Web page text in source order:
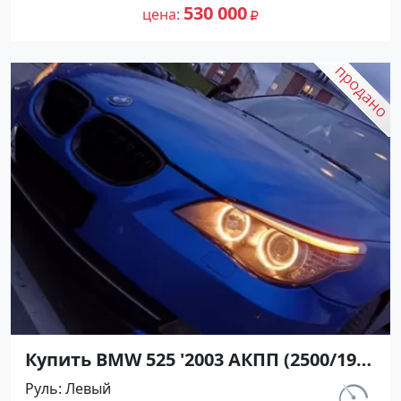
Авторынок23цена 530 000
Купить BMW 525 '2003 АКПП (2500/192
л.с.) Бензин инжектор Кропоткин
Руль Левый